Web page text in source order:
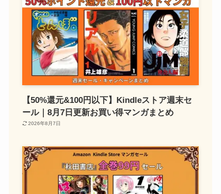
【50%還元&100円以下】Kindleストア週末セ
ール｜8月7日更新お買い得マンガまとめ
2026年8月7日